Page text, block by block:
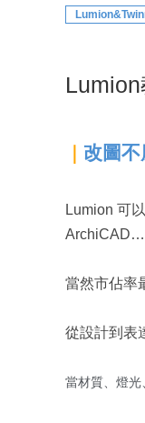
改圖不
Lumion 可
ArchiCAD…
當然市佔率
從設計到表
當材質、燈